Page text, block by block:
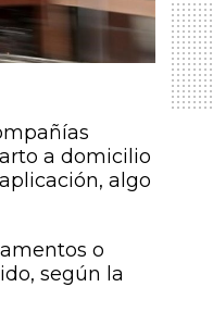
a domicilio
algo
o
según la